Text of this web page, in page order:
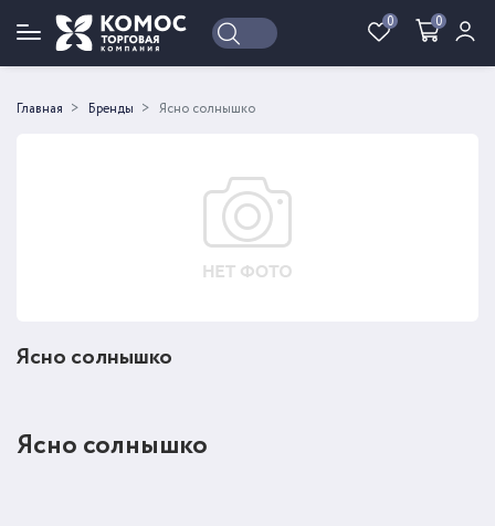
0 0
Войти Регистрация
Главная Бренды Ясно солнышко
Ясно солнышко
Ясно солнышко